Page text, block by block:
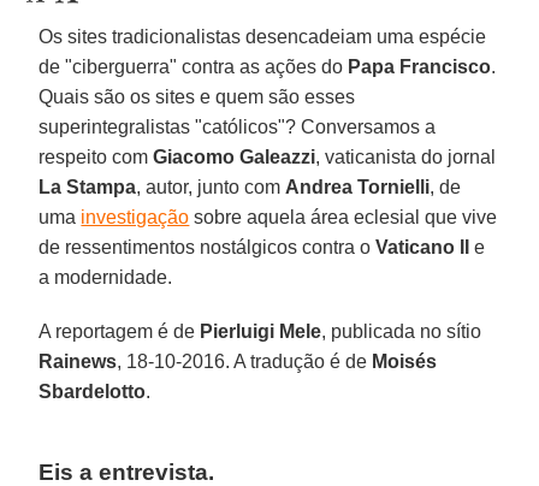
Os sites tradicionalistas desencadeiam uma espécie
de "ciberguerra" contra as ações do Papa Francisco.
Quais são os sites e quem são esses
superintegralistas "católicos"? Conversamos a
respeito comGiacomo Galeazzi, vaticanista do jornal
La Stampa, autor, junto com Andrea Tornielli, de
uma investigação sobre aquela área eclesial que vive
de ressentimentos nostálgicos contra oVaticano II
e
a modernidade.
A reportagem é de Pierluigi Mele, publicada no sítio
Rainews, 18-10-2016. A tradução é de Moisés
Sbardelotto.
Eis a entrevista.